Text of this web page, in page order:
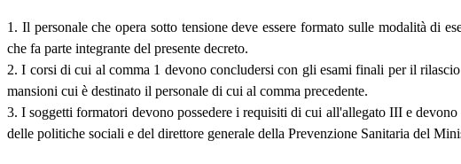
1. Il personale che opera sotto tensione deve essere formato sulle modalità di
che fa parte integrante del presente decreto.
2. I corsi di cui al comma 1 devono concludersi con gli esami finali per il
mansioni cui è destinato il personale di cui al comma precedente.
3. I soggetti formatori devono possedere i requisiti di cui all'allegato III e
delle politiche sociali e del direttore generale della Prevenzione Sanitaria del